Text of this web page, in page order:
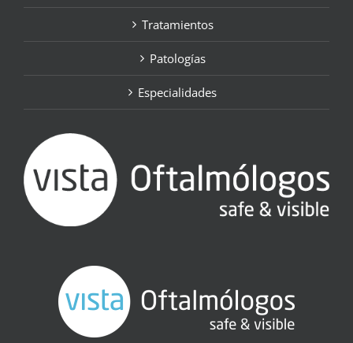
Tratamientos
Patologías
Especialidades